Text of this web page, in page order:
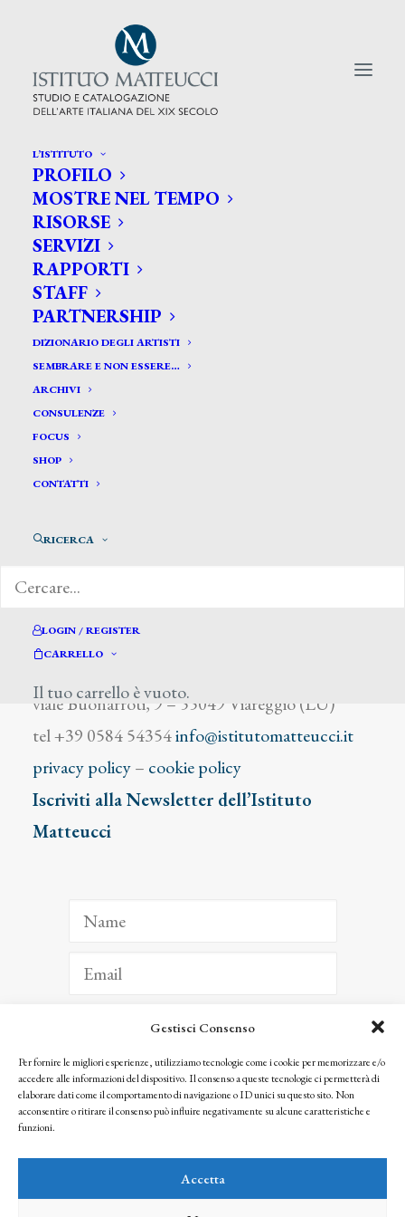
Gestisci Consenso
Per fornire le migliori esperienze, utilizziamo tecnologie come i cookie per memorizzare e/o
accedere alle informazioni del dispositivo. Il consenso a queste tecnologie ci permetterà di
elaborare dati come il comportamento di navigazione o ID unici su questo sito. Non
acconsentire o ritirare il consenso può influire negativamente su alcune caratteristiche e
funzioni.
Accetta
L’ISTITUTO
PROFILO
MOSTRE NEL TEMPO
RISORSE
SERVIZI
RAPPORTI
STAFF
PARTNERSHIP
DIZIONARIO DEGLI ARTISTI
SEMBRARE E NON ESSERE…
ARCHIVI
CONSULENZE
FOCUS
SHOP
CONTATTI
RICERCA
LOGIN / REGISTER
CARRELLO
Il tuo carrello è vuoto.
CERCA TRA GLI ARTISTI:
Search
for:
Cristofori S.
viale Buonarroti, 9 – 55049 Viareggio (LU)
tel +39 0584 54354info@istitutomatteucci.it
privacy policy– cookie policy
Iscriviti alla Newsletter dell’Istituto
Matteucci
ISCRIVITI
Facendo clic per iscriverti, riconosci che le tue informazioni saranno trattate
seguendo la nostra Privacy Policy
© 2025 Istituto Matteucci. All right reserved
l’autorizzazione scritta dei proprietari dei diritti e dell’Istituto Matteucci